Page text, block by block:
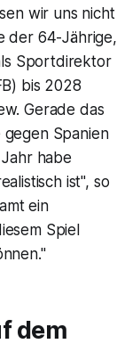
wir uns nicht
der 64-Jährige,
Sportdirektor
bis 2028
Gerade das
Spanien
habe
ist", so
ein
Spiel
dem